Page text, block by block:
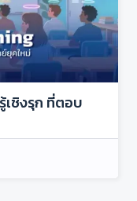
เชิงรุก ที่ตอบ